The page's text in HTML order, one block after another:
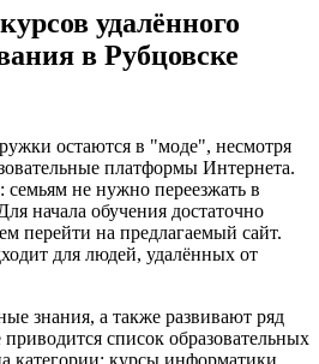
удалённого
в Рубцовске
остаются в "моде", несмотря
платформы Интернета.
не нужно переезжать в
начала обучения достаточно
перейти на предлагаемый сайт.
для людей, удалённых от
знания, а также развивают ряд
список образовательных